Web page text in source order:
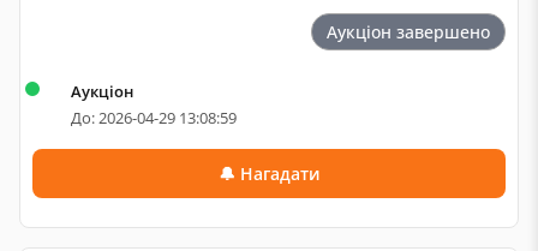
Аукціон завершено
Аукціон
До: 2026-04-29 13:08:59
🔔 Нагадати